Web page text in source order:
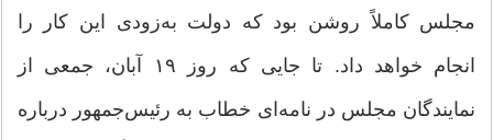
مجلس کاملاً روشن بود که دولت به‌زودی این کار را
انجام خواهد داد. تا جایی که روز ۱۹ آبان، جمعی از
نمایندگان مجلس در نامه‌ای خطاب به رئیس‌جمهور درباره